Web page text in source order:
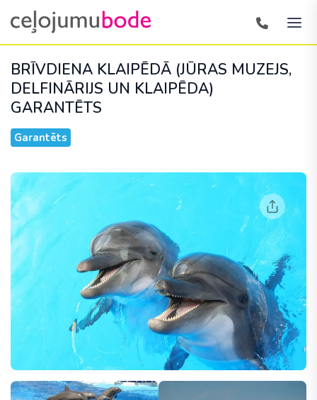
BRĪVDIENA KLAIPĒDĀ (JŪRAS MUZEJS,
DELFINĀRIJS UN KLAIPĒDA)
GARANTĒTS
Garantēts